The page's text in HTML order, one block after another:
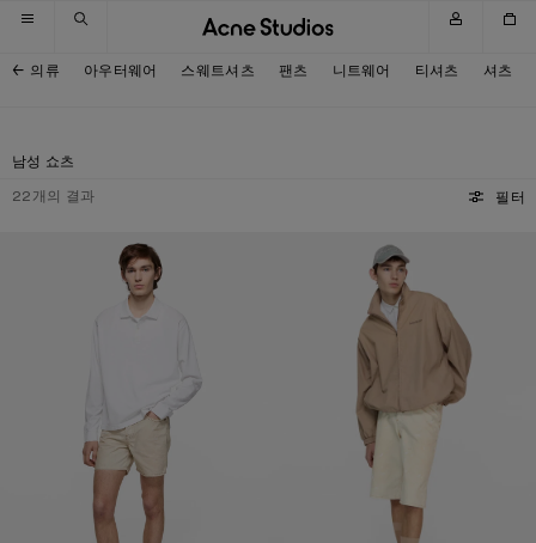
내비게이션으로 넘기기
메인 콘텐츠로 넘기기
하단으로 넘기기
의류 아우터웨어 스웨트셔츠 팬츠 니트웨어 티셔츠 셔츠
남성 쇼츠
22개의 결과 필터
레귤러 핏 데님 쇼츠 디스트레스 데님 쇼츠